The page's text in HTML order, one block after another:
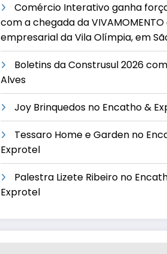
Comércio Interativo ganha
com a chegada da
empresarial da Vila Olímpia, em
Boletins da Construsul 2026
Alves
Joy Brinquedos no Encatho &
Tessaro Home e Garden no
Exprotel
Palestra Lizete Ribeiro no
Exprotel